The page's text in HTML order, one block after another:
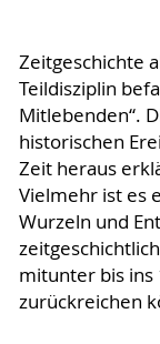
Zeitgeschichte
Teildisziplin
Mitlebenden“.
historischen
Zeit heraus
Vielmehr ist es
Wurzeln und
mitunter bis ins
zurückreichen